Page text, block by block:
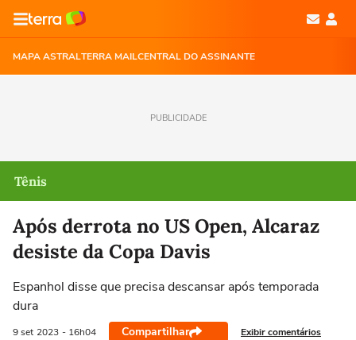
MAPA ASTRALTERRA MAILCENTRAL DO ASSINANTE
PUBLICIDADE
Tênis
Após derrota no US Open, Alcaraz
desiste da Copa Davis
Espanhol disse que precisa descansar após temporada
dura
9 set 2023 - 16h04 Compartilhar Exibir comentários